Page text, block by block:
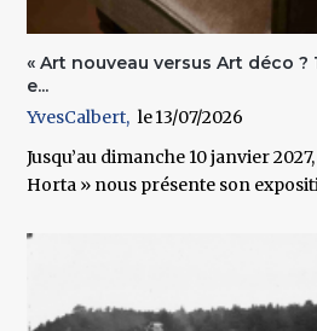
« Art nouveau versus Art déco ?
e...
YvesCalbert
13/07/2026
Jusqu’au dimanche 10 janvier
Horta » nous présente son